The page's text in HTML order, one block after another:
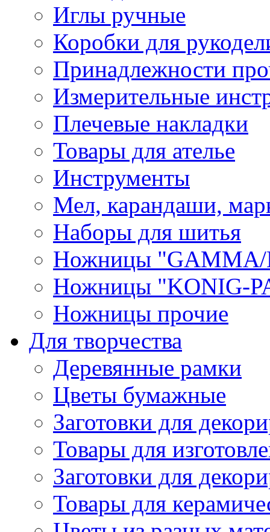
Иглы ручные
Коробки для
Принадлежности
Измерительные
Плечевые накладки
Товары для ателье
Инструменты
Мел, карандаши,
Наборы для шитья
Ножницы "GAMMA/
Ножницы "KONIG-
Ножницы прочие
Для творчества
Деревянные рамки
Цветы бумажные
Заготовки для
Товары для
Заготовки для
Товары для